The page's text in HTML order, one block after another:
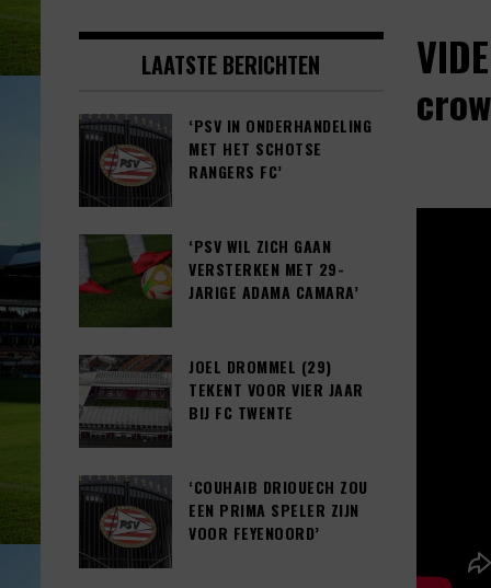
LAATSTE BERICHTEN
‘PSV IN ONDERHANDELING
MET HET SCHOTSE
RANGERS FC’
‘PSV WIL ZICH GAAN
VERSTERKEN MET 29-
JARIGE ADAMA CAMARA’
JOEL DROMMEL (29)
TEKENT VOOR VIER JAAR
BIJ FC TWENTE
‘COUHAIB DRIOUECH ZOU
EEN PRIMA SPELER ZIJN
VOOR FEYENOORD’